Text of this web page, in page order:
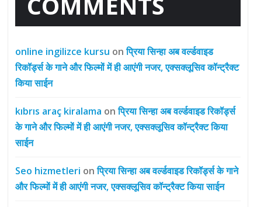
online ingilizce kursu onप्रिया सिन्हा अब वर्ल्डवाइड
रिकॉर्ड्स के गाने और फिल्मों में ही आएंगी नजर, एक्सक्लूसिव कॉन्ट्रैक्ट
किया साईन
kıbrıs araç kiralama onप्रिया सिन्हा अब वर्ल्डवाइड रिकॉर्ड्स
के गाने और फिल्मों में ही आएंगी नजर, एक्सक्लूसिव कॉन्ट्रैक्ट किया
साईन
Seo hizmetleri onप्रिया सिन्हा अब वर्ल्डवाइड रिकॉर्ड्स के गाने
और फिल्मों में ही आएंगी नजर, एक्सक्लूसिव कॉन्ट्रैक्ट किया साईन